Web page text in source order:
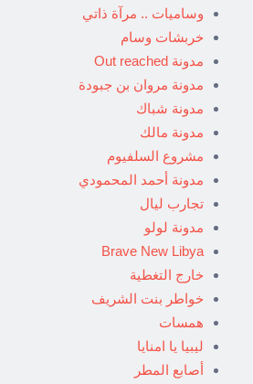
وساميات .. مرآة ذاتي
خربشات وسام
مدونة Out reached
مدونة مروان بن جبودة
مدونة شباك
مدونة مالك
مشروع السلفيوم
مدونة أحمد المحمودي
تجارب ليال
مدونة لولو
Brave New Libya
خارج التغطية
خواطر بنت الشريف
همسات
ليبيا يا امنايا
أصابع المطر